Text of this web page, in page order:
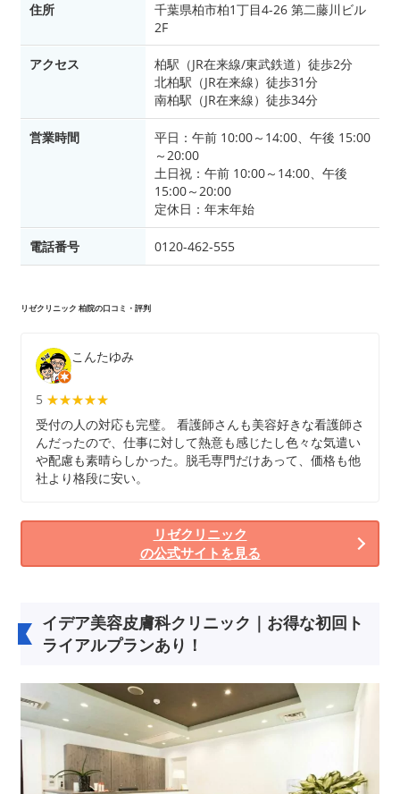
住所
千葉県柏市柏1丁目4-26 第二藤川ビル
2F
アクセス
柏駅（JR在来線/東武鉄道）徒歩2分
北柏駅（JR在来線）徒歩31分
南柏駅（JR在来線）徒歩34分
営業時間
平日：午前 10:00～14:00、午後 15:00
～20:00
土日祝：午前 10:00～14:00、午後
15:00～20:00
定休日：年末年始
電話番号 0120-462-555
リゼクリニック 柏院の口コミ・評判
こんたゆみ
5 ★★★★★
★★★★★
受付の人の対応も完璧。 看護師さんも美容好きな看護師さ
んだったので、仕事に対して熱意も感じたし色々な気遣い
や配慮も素晴らしかった。脱毛専門だけあって、価格も他
社より格段に安い。
リゼクリニック
の公式サイトを見る
イデア美容皮膚科クリニック｜お得な初回ト
ライアルプランあり！